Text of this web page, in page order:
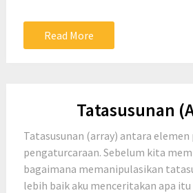
Read More
Tatasusunan
Tatasusunan (array) antara
pengaturcaraan. Sebelum kita
bagaimana memanipulasikan
lebih baik aku menceritakan apa